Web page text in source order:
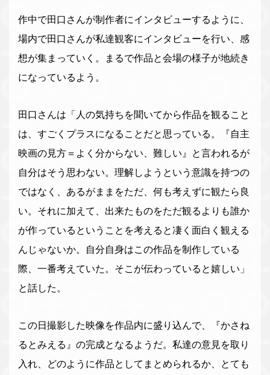
作中で田口さんが制作者にインタビューするように、
場内で田口さんが私達観客にインタビューを行い、感
想が集まっていく。まるで作品と会場の様子が地続き
になっているよう。
田口さんは「人の気持ちを聞いてから作品を観ること
は、すごくプラスになることだと思っている。『自主
映画の見方＝よく分からない、難しい』と言われるが
自分はそう思わない。理解しようという意識を持つの
ではなく、あるがままをただ、何も考えずに観たら良
い。それに加えて、出来たものをただ観るよりも誰か
が作っているということを考えると凄く面白く観える
んじゃないか。自分自身はこの作品を制作している
際、一番考えていた。そこが伝わっていると嬉しい」
と話した。
この日撮影した映像を作品内に盛り込んで、『かさね
るとみえる』の完成となるようだ。私達の意見を取り
入れ、どのように作品としてまとめられるか、とても